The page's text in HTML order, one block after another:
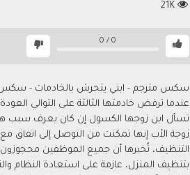
21K
0
/
0
سكس مترجم - ابني يتحرش بالخادمات - سكس
عندما ترفض خادمتها الثالثة على التوالي
تسأل ابن زوجها الكسول إن كان يعرف سبب هذا
زوجة الأب إنها تمكنت من التوصل إلى اتفاق
التنظيف، تُخبرها أن جميع الموظفين محجوزون
بتنظيف المنزل، عازمة على استعادة النظام